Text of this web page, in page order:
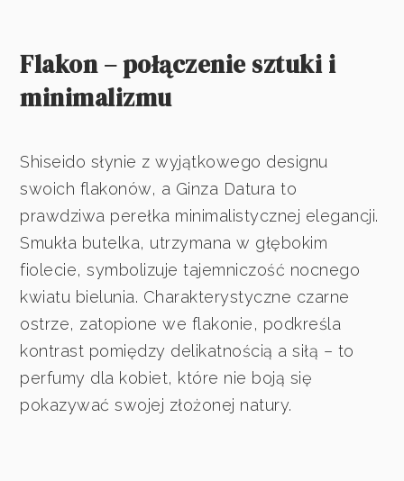
Flakon – połączenie sztuki i
minimalizmu
Shiseido słynie z wyjątkowego designu
swoich flakonów, a Ginza Datura to
prawdziwa perełka minimalistycznej elegancji.
Smukła butelka, utrzymana w głębokim
fiolecie, symbolizuje tajemniczość nocnego
kwiatu bielunia. Charakterystyczne czarne
ostrze, zatopione we flakonie, podkreśla
kontrast pomiędzy delikatnością a siłą – to
perfumy dla kobiet, które nie boją się
pokazywać swojej złożonej natury.